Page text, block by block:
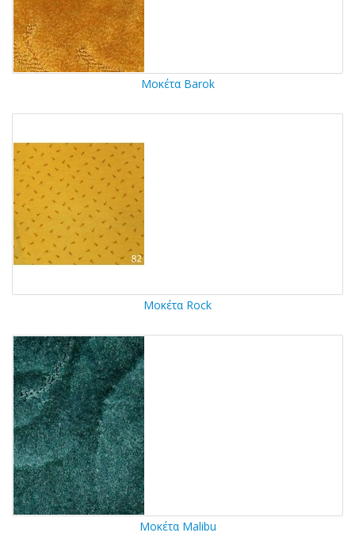
Μοκέτα Barok
Μοκέτα Rock
Μοκέτα Malibu